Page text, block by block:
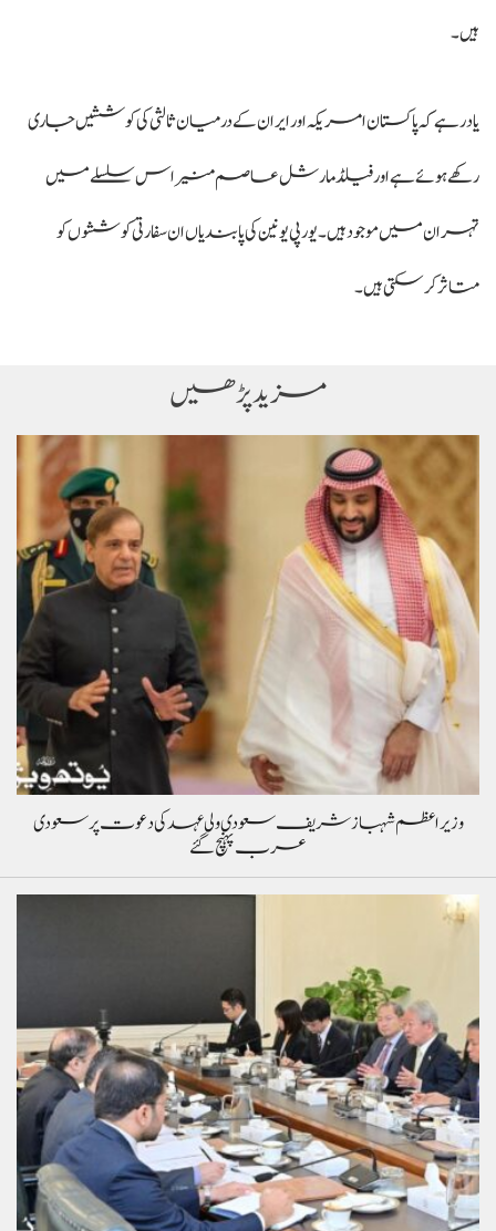
ہیں۔
یاد رہے کہ پاکستان امریکہ اور ایران کے درمیان ثالثی کی کوششیں جاری
رکھے ہوئے ہے اور فیلڈ مارشل عاصم منیر اس سلسلے میں
تہران میں موجود ہیں۔ یورپی یونین کی پابندیاں ان سفارتی کوششوں کو
متاثر کر سکتی ہیں۔
مزید پڑھیں
وزیراعظم شہباز شریف سعودی ولی عہد کی دعوت پر سعودی
عرب پہنچ گئے